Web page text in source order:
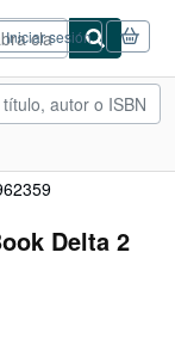
Iniciar sesión
Delta 2